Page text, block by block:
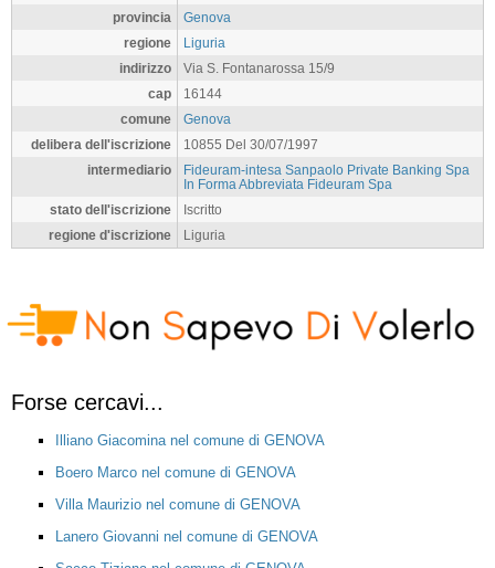
provincia
Genova
regione
Liguria
indirizzo
Via S. Fontanarossa 15/9
cap
16144
comune
Genova
delibera dell'iscrizione
10855 Del 30/07/1997
intermediario
Fideuram-intesa Sanpaolo Private Banking Spa
In Forma Abbreviata Fideuram Spa
stato dell'iscrizione
Iscritto
regione d'iscrizione
Liguria
Forse cercavi...
Illiano Giacomina nel comune di GENOVA
Boero Marco nel comune di GENOVA
Villa Maurizio nel comune di GENOVA
Lanero Giovanni nel comune di GENOVA